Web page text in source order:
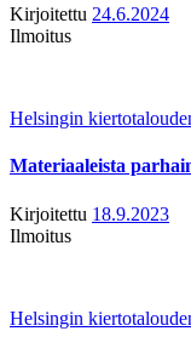
Kirjoitettu 24.6.2024
Ilmoitus
Helsingin
Materiaaleista
Kirjoitettu 18.9.2023
Ilmoitus
Helsingin